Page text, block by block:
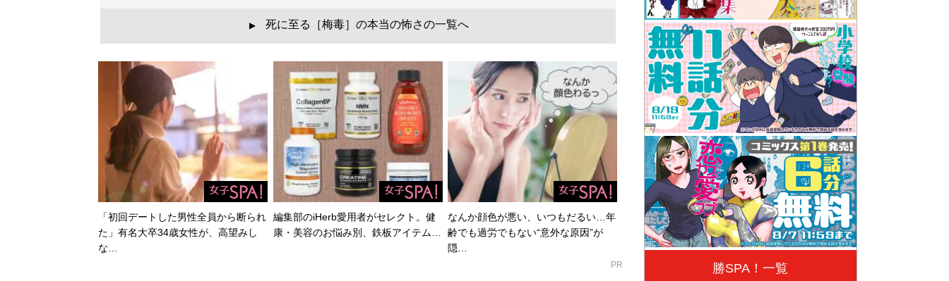
▲ 死に至る［梅毒］の本当の怖さの一覧へ
「初回デートした男性全員から断られ
た」有名大卒34歳女性が、高望みし
な…
編集部のiHerb愛用者がセレクト。健
康・美容のお悩み別、鉄板アイテム…
なんか顔色が悪い、いつもだるい…年
齢でも過労でもない“意外な原因”が
隠…
PR 勝SPA！一覧